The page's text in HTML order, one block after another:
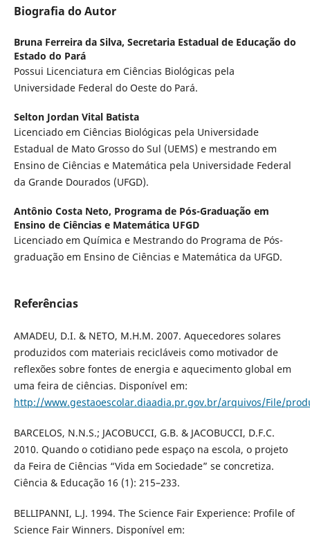
Biografia do Autor
Bruna Ferreira da Silva, Secretaria Estadual de Educação do
Estado do Pará
Possui Licenciatura em Ciências Biológicas pela
Universidade Federal do Oeste do Pará.
Selton Jordan Vital Batista
Licenciado em Ciências Biológicas pela Universidade
Estadual de Mato Grosso do Sul (UEMS) e mestrando em
Ensino de Ciências e Matemática pela Universidade Federal
da Grande Dourados (UFGD).
Antônio Costa Neto, Programa de Pós-Graduação em
Ensino de Ciências e Matemática UFGD
Licenciado em Química e Mestrando do Programa de Pós-
graduação em Ensino de Ciências e Matemática da UFGD.
Referências
AMADEU, D.I. & NETO, M.H.M. 2007. Aquecedores solares
produzidos com materiais recicláveis como motivador de
reflexões sobre fontes de energia e aquecimento global em
uma feira de ciências. Disponível em:
http://www.gestaoescolar.diaadia.pr.gov.br/arquivos/File/
BARCELOS, N.N.S.; JACOBUCCI, G.B. & JACOBUCCI, D.F.C.
2010. Quando o cotidiano pede espaço na escola, o projeto
da Feira de Ciências “Vida em Sociedade” se concretiza.
Ciência & Educação 16 (1): 215–233.
BELLIPANNI, L.J. 1994. The Science Fair Experience: Profile of
Science Fair Winners. Disponível em: